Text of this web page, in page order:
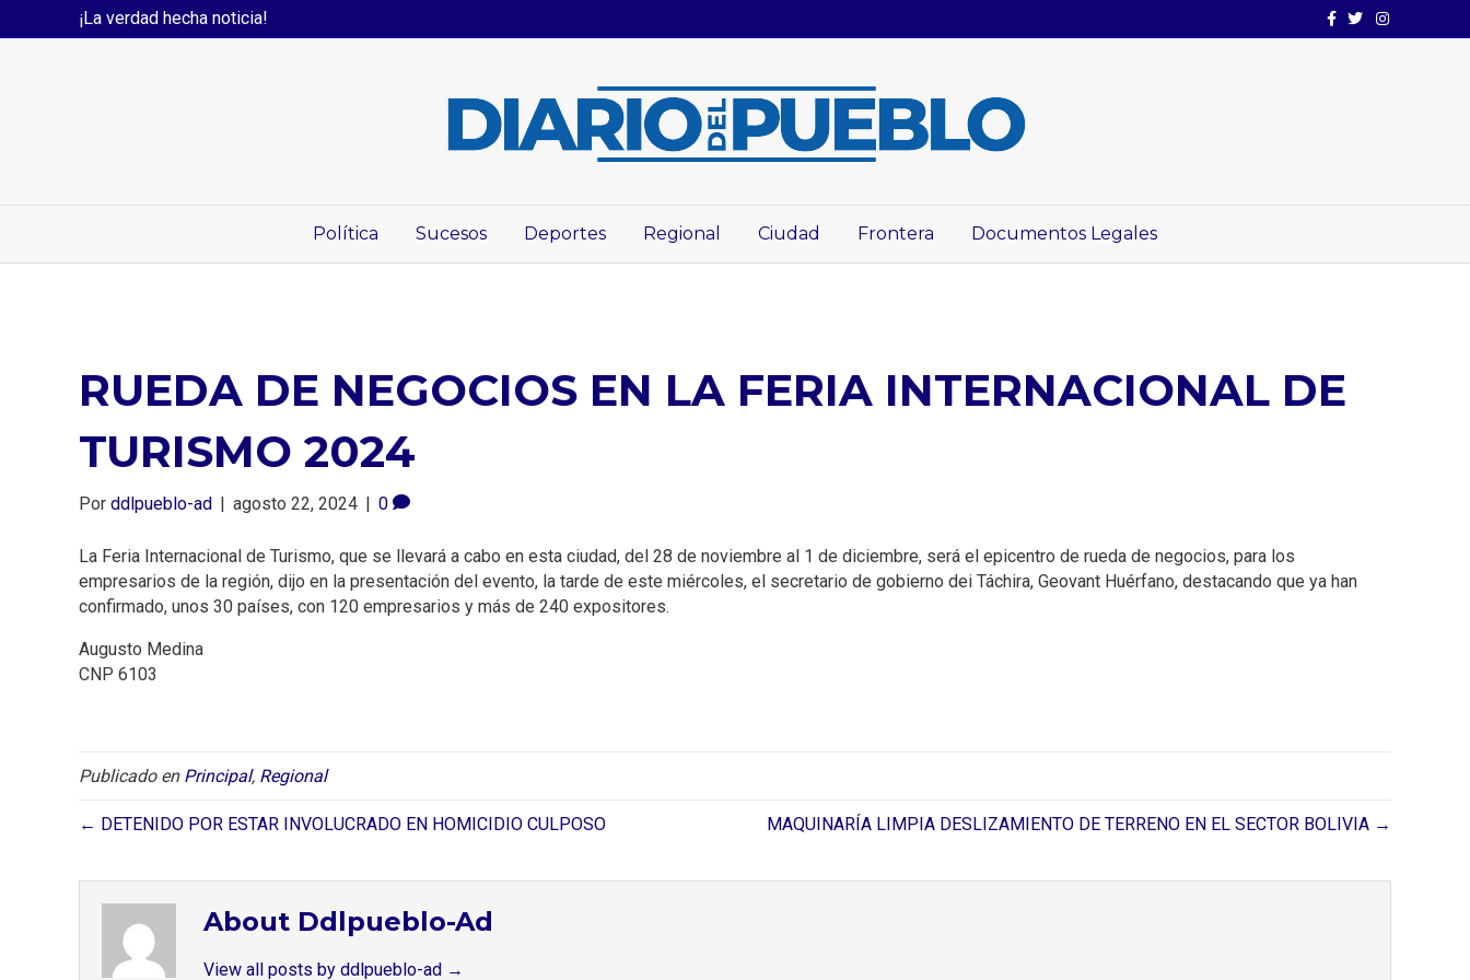
¡La verdad hecha noticia! Facebook
TwitterInstagram
Política Sucesos Deportes Regional Ciudad Frontera Documentos Legales
RUEDA DE NEGOCIOS EN LA FERIA INTERNACIONAL DE
TURISMO 2024
Por ddlpueblo-ad | agosto 22, 2024 | 0
La Feria Internacional de Turismo, que se llevará a cabo en esta ciudad, del 28 de noviembre al 1 de diciembre, será el epicentro de rueda de negocios, para los
empresarios de la región, dijo en la presentación del evento, la tarde de este miércoles, el secretario de gobierno dei Táchira, Geovant Huérfano, destacando que ya han
confirmado, unos 30 países, con 120 empresarios y más de 240 expositores.
Augusto Medina
CNP 6103
Publicado en Principal, Regional
← DETENIDO POR ESTAR INVOLUCRADO EN HOMICIDIO CULPOSO MAQUINARÍA LIMPIA DESLIZAMIENTO DE TERRENO EN EL SECTOR BOLIVIA →
About Ddlpueblo-Ad
View all posts by ddlpueblo-ad →